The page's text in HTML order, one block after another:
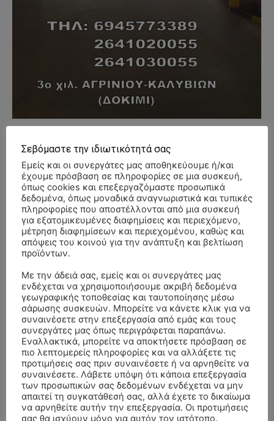
ΣΥΛΛΥΠΗΤΗΡΙΑ ΜΗΝΥΜΑΤΑ
ΠΑΝΑΓΙΩΤΗΣ IΩΑΚΕΙΜΙΔΗΣεπίΚΗΔΕΙΑ – ΔΕΥΤΕΡΑ 3/8/2026 –
ΣΠΥΡΙΔΟΥΛΑ Γ. ΣΕΪΤΑΝΙΔΟΥ ΕΤΩΝ 91
Αγγελική ΘωμουεπίΚΗΔΕΙΑ – ΔΕΥΤΕΡΑ 3/8/2026 – ΔΗΜΗΤΡΙΟΣ Σ.
Σεβόμαστε την ιδιωτικότητά σας
Εμείς και οι συνεργάτες μας αποθηκεύουμε ή/και
έχουμε πρόσβαση σε πληροφορίες σε μια συσκευή,
όπως cookies και επεξεργαζόμαστε προσωπικά
δεδομένα, όπως μοναδικά αναγνωριστικά και τυπικές
πληροφορίες που αποστέλλονται από μια συσκευή
για εξατομικευμένες διαφημίσεις και περιεχόμενο,
μέτρηση διαφημίσεων και περιεχομένου, καθώς και
απόψεις του κοινού για την ανάπτυξη και βελτίωση
προϊόντων.
Με την άδειά σας, εμείς και οι συνεργάτες μας
ενδέχεται να χρησιμοποιήσουμε ακριβή δεδομένα
γεωγραφικής τοποθεσίας και ταυτοποίησης μέσω
σάρωσης συσκευών. Μπορείτε να κάνετε κλικ για να
συναινέσετε στην επεξεργασία από εμάς και τους
συνεργάτες μας όπως περιγράφεται παραπάνω.
Εναλλακτικά, μπορείτε να αποκτήσετε πρόσβαση σε
πιο λεπτομερείς πληροφορίες και να αλλάξετε τις
προτιμήσεις σας πριν συναινέσετε ή να αρνηθείτε να
συναινέσετε. Λάβετε υπόψη ότι κάποια επεξεργασία
των προσωπικών σας δεδομένων ενδέχεται να μην
απαιτεί τη συγκατάθεσή σας, αλλά έχετε το δικαίωμα
να αρνηθείτε αυτήν την επεξεργασία. Οι προτιμήσεις
σας θα ισχύουν μόνο για αυτόν τον ιστότοπο.